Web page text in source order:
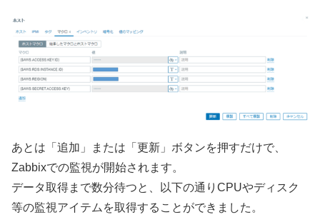
あとは「追加」または「更新」ボタンを押すだけで、
Zabbixでの監視が開始されます。
データ取得まで数分待つと、以下の通りCPUやディスク
等の監視アイテムを取得することができました。